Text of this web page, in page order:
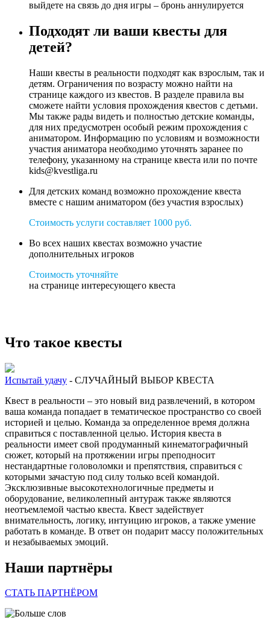
выйдете на связь до дня игры – бронь аннулируется
Подходят ли ваши квесты для
детей?
Наши квесты в реальности подходят как взрослым, так и
детям. Ограничения по возрасту можно найти на
странице каждого из квестов. В разделе правила вы
сможете найти условия прохождения квестов с детьми.
Мы также рады видеть и полностью детские команды,
для них предусмотрен особый режим прохождения с
аниматором. Информацию по условиям и возможности
участия аниматора необходимо уточнять заранее по
телефону, указанному на странице квеста или по почте
kids@kvestliga.ru
Для детских команд возможно прохождение квеста
вместе с нашим аниматором (без участия взрослых)
Стоимость услуги составляет 1000 руб.
Во всех наших квестах возможно участие
дополнительных игроков
Стоимость уточняйте
на странице интересующего квеста
Что такое квесты
Испытай удачу - СЛУЧАЙНЫЙ ВЫБОР КВЕСТА
Квест в реальности – это новый вид развлечений, в котором
ваша команда попадает в тематическое пространство со своей
историей и целью. Команда за определенное время должна
справиться с поставленной целью. История квеста в
реальности имеет свой продуманный кинематографичный
сюжет, который на протяжении игры преподносит
нестандартные головоломки и препятствия, справиться с
которыми зачастую под силу только всей командой.
Эксклюзивные высокотехнологичные предметы и
оборудование, великолепный антураж также являются
неотъемлемой частью квеста. Квест задействует
внимательность, логику, интуицию игроков, а также умение
работать в команде. В ответ он подарит массу положительных
и незабываемых эмоций.
Наши партнёры
СТАТЬ ПАРТНЁРОМ